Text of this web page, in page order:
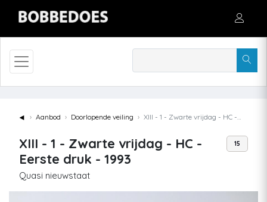
◄ Aanbod Doorlopende veiling XIII - 1 - Zwarte vrijdag - HC - Eerste druk - 1993
XIII - 1 - Zwarte vrijdag - HC -
Eerste druk - 1993
Quasi nieuwstaat
15